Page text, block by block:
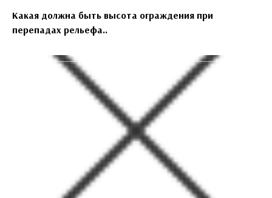
Какая должна быть высота ограждения при
перепадах рельефа..